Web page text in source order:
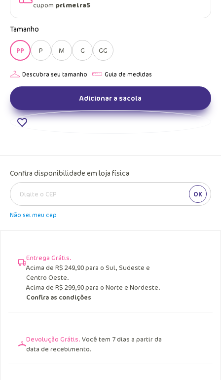
cupom primeira5
Tamanho
PP P M G GG
Adicionar a sacola
Confira disponibilidade em loja física
OK
Não sei meu cep
Entrega Grátis.
Acima de R$ 249,90 para o Sul, Sudeste e
Centro Oeste.
Acima de R$ 299,90 para o Norte e Nordeste.
Confira as condições
Devolução Grátis. Você tem 7 dias a partir da
data de recebimento.